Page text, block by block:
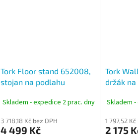
Tork Floor stand 652008,
stojan na podlahu
W1
Skladem - expedice 2 prac. dny
3 718,18 Kč bez DPH
4 499 Kč
Tork
držák
Skladem
1 797,52
2 175